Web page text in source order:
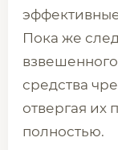
Пока же
взвешенного
средства
отвергая их
полностью.